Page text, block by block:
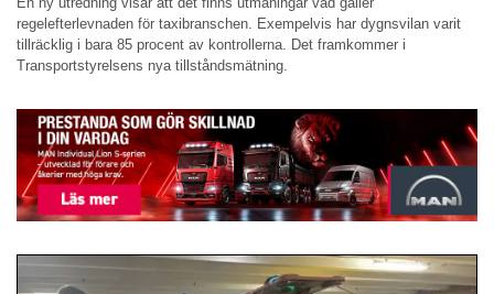
regelefterlevnaden för taxibranschen. Exempelvis har dygnsvilan varit
tillräcklig i bara 85 procent av kontrollerna. Det framkommer i
Transportstyrelsens nya tillståndsmätning.